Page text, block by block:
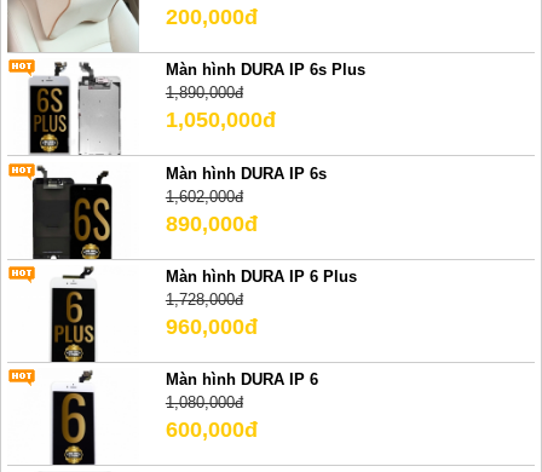
200,000đ
Màn hình DURA IP 6s Plus
1,890,000đ
1,050,000đ
Màn hình DURA IP 6s
1,602,000đ
890,000đ
Màn hình DURA IP 6 Plus
1,728,000đ
960,000đ
Màn hình DURA IP 6
1,080,000đ
600,000đ